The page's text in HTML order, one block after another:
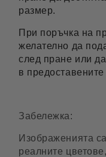
размер.
При поръчка на
желателно да
след пране или
в
Забележка:
Изображенията
реалните